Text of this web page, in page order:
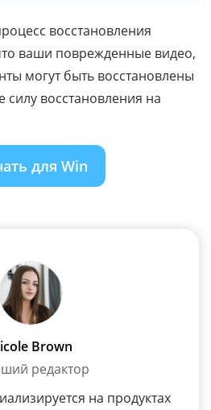
восстановления
ваши поврежденные видео,
могут быть восстановлены
силу восстановления на
для Win
Brown
редактор
на продуктах